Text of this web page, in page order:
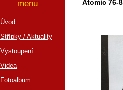
Atomic 76-
menu
Úvod
Střípky / Aktuality
Vystoupení
Videa
Fotoalbum